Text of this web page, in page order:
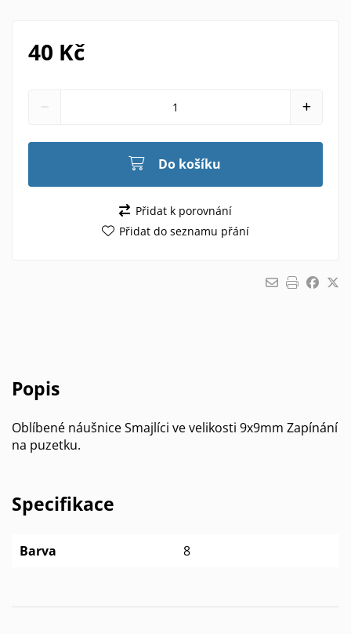
40 Kč
Do košíku
Přidat k porovnání
Přidat do seznamu přání
Popis
Oblíbené náušnice Smajlíci ve velikosti 9x9mm Zapínání
na puzetku.
Specifikace
Barva 8